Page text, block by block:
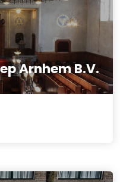
Arnhem B.V.